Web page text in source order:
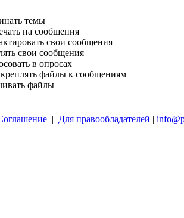
темы
на сообщения
свои сообщения
свои сообщения
в опросах
файлы к сообщениям
файлы
| Для правообладателей |